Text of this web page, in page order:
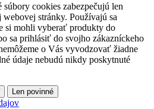
cookies zabezpečujú len
webovej stránky. Používajú sa
si mohli vyberať produkty do
sa prihlásiť do svojho zákazníckeho
o Vás vyvodzovať žiadne
údaje nebudú nikdy poskytnuté
Len povinné